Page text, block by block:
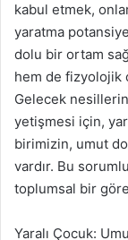
kabul etmek,
yaratma
dolu bir ortam
hem de fizyolojik
Gelecek
yetişmesi için,
birimizin, umut
vardır. Bu
toplumsal bir
Yaralı Çocuk: